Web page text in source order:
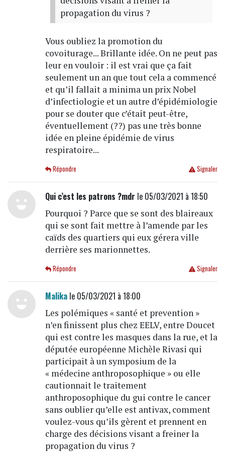
propagation du virus ?
Vous oubliez la promotion du
covoiturage... Brillante idée. On ne peut pas
leur en vouloir : il est vrai que ça fait
seulement un an que tout cela a commencé
et qu’il fallait a minima un prix Nobel
d’infectiologie et un autre d’épidémiologie
pour se douter que c’était peut-être,
éventuellement (??) pas une très bonne
idée en pleine épidémie de virus
respiratoire...
Signaler
Répondre
Qui c’est les patrons ?mdr le 05/03/2021 à 18:50
Pourquoi ? Parce que se sont des blaireaux
qui se sont fait mettre à l’amende par les
caïds des quartiers qui eux gérera ville
derrière ses marionnettes.
Signaler
Répondre
Malikale 05/03/2021 à 18:00
Les polémiques « santé et prevention »
n’en finissent plus chez EELV, entre Doucet
qui est contre les masques dans la rue, et la
députée européenne Michèle Rivasi qui
participait à un symposium de la
« médecine anthroposophique » ou elle
cautionnait le traitement
anthroposophique du gui contre le cancer
sans oublier qu’elle est antivax, comment
voulez-vous qu’ils gèrent et prennent en
charge des décisions visant a freiner la
propagation du virus ?